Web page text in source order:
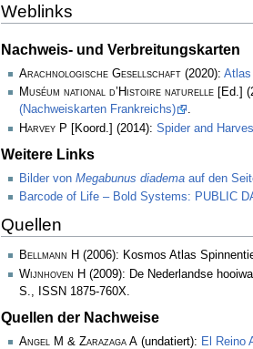
Weblinks
Nachweis- und Verbreitungskarten
Arachnologische Gesellschaft(2020): Atlas
Muséum national d’Histoire naturelle[Ed.]
(Nachweiskarten Frankreichs)
.
Harvey P [Koord.] (2014): Spider and
Weitere Links
Bilder von Megabunus diademaauf den
Barcode of Life – Bold Systems: PUBLIC
Quellen
Bellmann H (2006): Kosmos Atlas
Wijnhoven H (2009): De Nederlandse
S., ISSN 1875-760X.
Quellen der Nachweise
Angel M & Zarazaga A(undatiert): El Reino